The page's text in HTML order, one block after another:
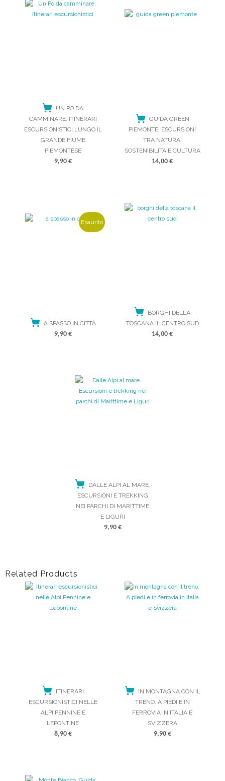
UN PO DA
CAMMINARE. ITINERARI
ESCURSIONISTICI LUNGO IL
GRANDE FIUME
PIEMONTESE
9,90 €
GUIDA GREEN
PIEMONTE. ESCURSIONI
TRA NATURA,
SOSTENIBILITÀ E CULTURA
14,00 €
Esaurito
A SPASSO IN CITTÀ
9,90 €
BORGHI DELLA
TOSCANA IL CENTRO SUD
14,00 €
DALLE ALPI AL MARE.
ESCURSIONI E TREKKING
NEI PARCHI DI MARITTIME
E LIGURI
9,90 €
Related Products
ITINERARI
ESCURSIONISTICI NELLE
ALPI PENNINE E
LEPONTINE
8,90 €
IN MONTAGNA CON IL
TRENO. A PIEDI E IN
FERROVIA IN ITALIA E
SVIZZERA
9,90 €